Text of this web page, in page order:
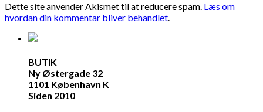
Dette site anvender Akismet til at reducere spam. Læs om
hvordan din kommentar bliver behandlet.
BUTIK
Ny Østergade 32
1101 København K
Siden 2010